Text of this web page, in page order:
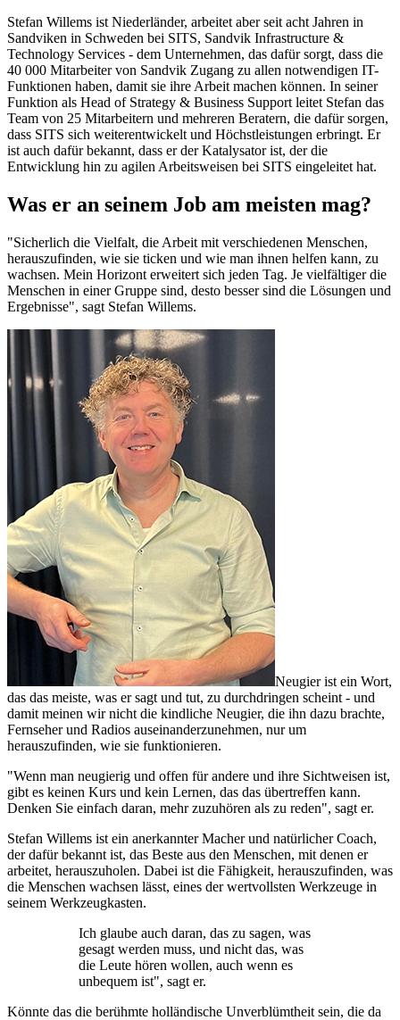
Stefan Willems ist Niederländer, arbeitet aber seit acht Jahren in
Sandviken in Schweden bei SITS, Sandvik Infrastructure &
Technology Services - dem Unternehmen, das dafür sorgt, dass die
40 000 Mitarbeiter von Sandvik Zugang zu allen notwendigen IT-
Funktionen haben, damit sie ihre Arbeit machen können. In seiner
Funktion als Head of Strategy & Business Support leitet Stefan das
Team von 25 Mitarbeitern und mehreren Beratern, die dafür sorgen,
dass SITS sich weiterentwickelt und Höchstleistungen erbringt. Er
ist auch dafür bekannt, dass er der Katalysator ist, der die
Entwicklung hin zu agilen Arbeitsweisen bei SITS eingeleitet hat.
Was er an seinem Job am meisten mag?
"Sicherlich die Vielfalt, die Arbeit mit verschiedenen Menschen,
herauszufinden, wie sie ticken und wie man ihnen helfen kann, zu
wachsen. Mein Horizont erweitert sich jeden Tag. Je vielfältiger die
Menschen in einer Gruppe sind, desto besser sind die Lösungen und
Ergebnisse", sagt Stefan Willems.
Neugier ist ein Wort,
das das meiste, was er sagt und tut, zu durchdringen scheint - und
damit meinen wir nicht die kindliche Neugier, die ihn dazu brachte,
Fernseher und Radios auseinanderzunehmen, nur um
herauszufinden, wie sie funktionieren.
"Wenn man neugierig und offen für andere und ihre Sichtweisen ist,
gibt es keinen Kurs und kein Lernen, das das übertreffen kann.
Denken Sie einfach daran, mehr zuzuhören als zu reden", sagt er.
Stefan Willems ist ein anerkannter Macher und natürlicher Coach,
der dafür bekannt ist, das Beste aus den Menschen, mit denen er
arbeitet, herauszuholen. Dabei ist die Fähigkeit, herauszufinden, was
die Menschen wachsen lässt, eines der wertvollsten Werkzeuge in
seinem Werkzeugkasten.
Ich glaube auch daran, das zu sagen, was
gesagt werden muss, und nicht das, was
die Leute hören wollen, auch wenn es
unbequem ist", sagt er.
Könnte das die berühmte holländische Unverblümtheit sein, die da